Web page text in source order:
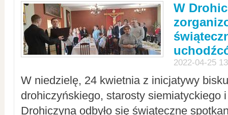
W
2022-04-25
W niedzielę, 24 kwietnia z inicjatywy
drohiczyńskiego, starosty siemiatyckiego
Drohiczyna odbyło się świąteczne